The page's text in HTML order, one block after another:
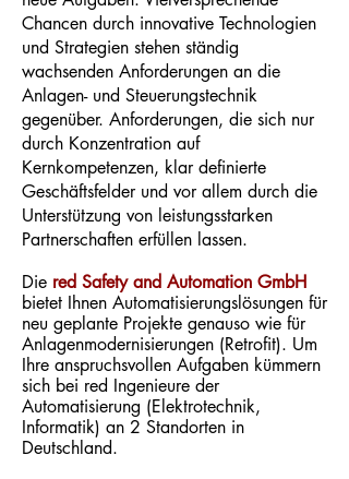
Chancen durch innovative Technologien
und Strategien stehen ständig
wachsenden Anforderungen an die
Anlagen- und Steuerungstechnik
gegenüber. Anforderungen, die sich nur
durch Konzentration auf
Kernkompetenzen, klar definierte
Geschäftsfelder und vor allem durch die
Unterstützung von leistungsstarken
Partnerschaften erfüllen lassen.
Die red Safety and Automation GmbH
bietet Ihnen Automatisierungslösungen für
neu geplante Projekte genauso wie für
Anlagenmodernisierungen (Retrofit). Um
Ihre anspruchsvollen Aufgaben kümmern
sich bei red Ingenieure der
Automatisierung (Elektrotechnik,
Informatik) an 2 Standorten in
Deutschland.